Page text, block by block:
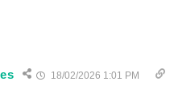
18/02/2026 1:01 PM